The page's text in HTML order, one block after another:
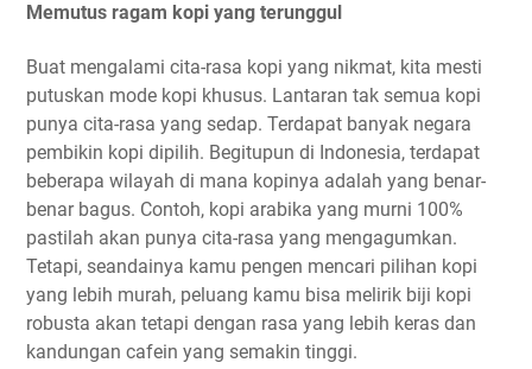
Memutus ragam kopi yang terunggul
Buat mengalami cita-rasa kopi yang nikmat, kita mesti
putuskan mode kopi khusus. Lantaran tak semua kopi
punya cita-rasa yang sedap. Terdapat banyak negara
pembikin kopi dipilih. Begitupun di Indonesia, terdapat
beberapa wilayah di mana kopinya adalah yang benar-
benar bagus. Contoh, kopi arabika yang murni 100%
pastilah akan punya cita-rasa yang mengagumkan.
Tetapi, seandainya kamu pengen mencari pilihan kopi
yang lebih murah, peluang kamu bisa melirik biji kopi
robusta akan tetapi dengan rasa yang lebih keras dan
kandungan cafein yang semakin tinggi.